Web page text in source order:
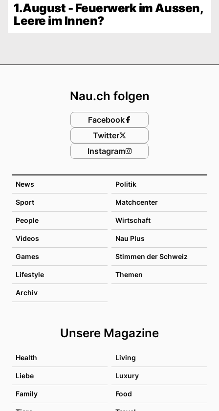
1.August - Feuerwerk im Aussen,
Leere im Innen?
News Politik
Sport Matchcenter
People Wirtschaft
Videos Nau Plus
Games Stimmen der Schweiz
Lifestyle Themen
Archiv
Unsere Magazine
Health Living
Liebe Luxury
Family Food
Nau.ch folgen
Facebook
Twitter
Instagram